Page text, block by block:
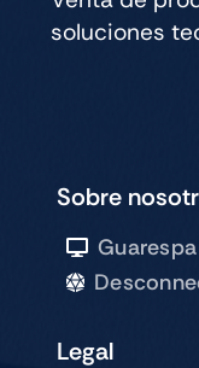
soluciones
Sobre
Legal